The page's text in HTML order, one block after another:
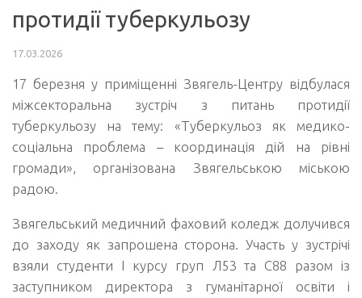
протидії туберкульозу
17.03.2026
17 березня у приміщенні Звягель-Центру відбулася
міжсекторальна зустріч з питань протидії
туберкульозу на тему: «Туберкульоз як медико-
соціальна проблема – координація дій на рівні
громади», організована Звягельською міською
радою.
Звягельський медичний фаховий коледж долучився
до заходу як запрошена сторона. Участь у зустрічі
взяли студенти І курсу груп Л53 та С88 разом із
заступником директора з гуманітарної освіти і